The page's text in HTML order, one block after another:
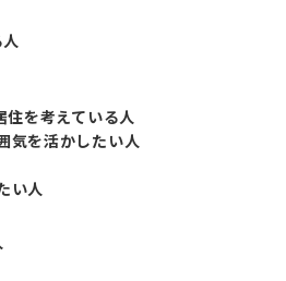
住を考えている人
気を活かしたい人
い人